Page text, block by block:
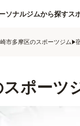
ソナルジムから探すス
市多摩区のスポーツジム
ポーツ